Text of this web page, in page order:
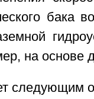
бака
на основе
следующим